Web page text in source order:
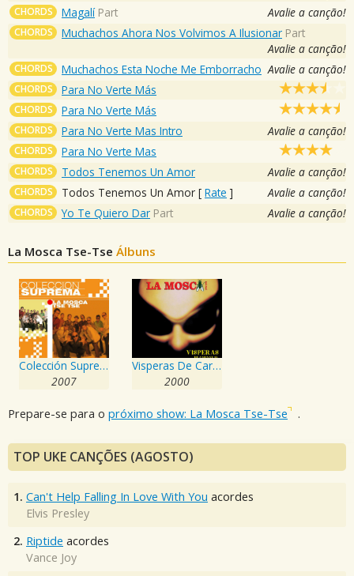
CHORDS Magalí Part Avalie a canção!
CHORDS Muchachos Ahora Nos Volvimos A Ilusionar Part
Avalie a canção!
CHORDS Muchachos Esta Noche Me Emborracho Avalie a canção!
CHORDS Para No Verte Más
CHORDS Para No Verte Más
CHORDS Para No Verte Mas Intro Avalie a canção!
CHORDS Para No Verte Mas
CHORDS Todos Tenemos Un Amor Avalie a canção!
CHORDS Todos Tenemos Un Amor [ Rate ] Avalie a canção!
CHORDS Yo Te Quiero Dar Part Avalie a canção!
La Mosca Tse-Tse Álbuns
Colección Suprema
2007
Visperas De Carnaval
2000
Prepare-se para o próximo show: La Mosca Tse-Tse .
TOP UKE CANÇÕES (AGOSTO)
1. Can't Help Falling In Love With You acordes
Elvis Presley
2. Riptide acordes
Vance Joy